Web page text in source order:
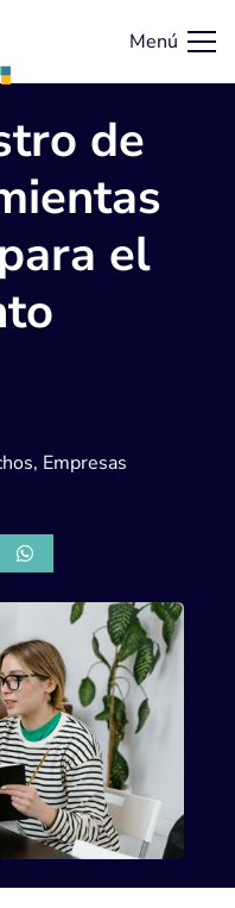
Menú
de
el
, Empresas